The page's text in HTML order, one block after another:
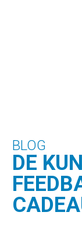
BLOG
DE